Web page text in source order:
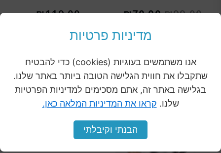
₪99.00
₪70.00
₪119.00
מבצעהמחיר
המקורי
היה:
₪499.00.
המחיר
הנוכחי
הוא:
₪329.00.
מדיניות פרטיות
אנו משתמשים בעוגיות (cookies) כדי להבטיח
שתקבלו את חווית הגלישה הטובה ביותר באתר שלנו.
בגלישה באתר זה, אתם מסכימים למדיניות הפרטיות
שלנו. קראו את המדיניות המלאה כאן.
הבנתי וקיבלתי